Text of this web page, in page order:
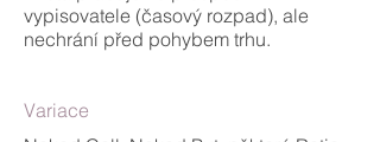
vypisovatele (časový rozpad), ale
nechrání před pohybem trhu.
Variace